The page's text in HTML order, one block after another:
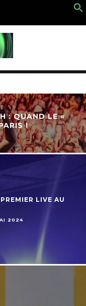
: QUAND LE «
!
LIVE AU
2024